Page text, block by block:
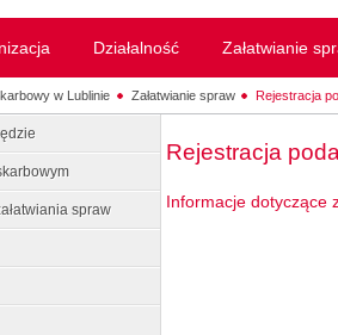
Działalność Załatwianie
w Lublinie Załatwianie spraw Rejestracja
spraw
Rejestracja
Informacje dotyczące